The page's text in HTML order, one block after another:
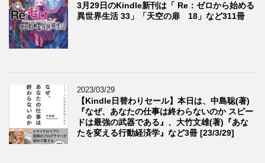
3月29日のKindle新刊は「 Re：ゼロから始める
異世界生活 33」「天空の扉 18」など311冊
2023/03/29
【Kindle日替わりセール】本日は、中島聡(著)
『なぜ、あなたの仕事は終わらないのか スピー
ドは最強の武器である』、大竹文雄(著)『あな
たを変える行動経済学』など3冊 [23/3/29]